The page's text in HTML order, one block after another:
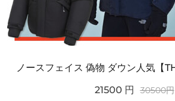
21500 円 30500円